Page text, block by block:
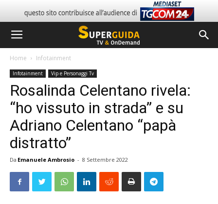
Home Infotainment
Infotainment Vip e Personaggi Tv
Rosalinda Celentano rivela:
“ho vissuto in strada” e su
Adriano Celentano “papà
distratto”
Da Emanuele Ambrosio - 8 Settembre 2022